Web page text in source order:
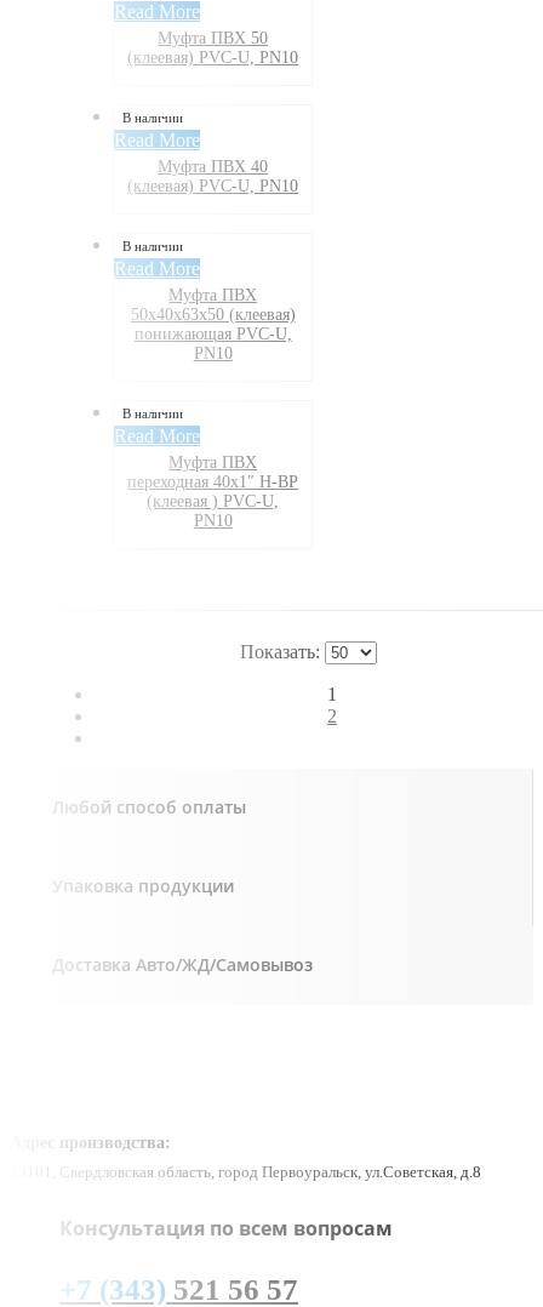
Read More
Муфта ПВХ 50
(клеевая) PVC-U, PN10
В наличии
Read More
Муфта ПВХ 40
(клеевая) PVC-U, PN10
В наличии
Read More
Муфта ПВХ
50х40х63х50 (клеевая)
понижающая PVC-U,
PN10
В наличии
Read More
Муфта ПВХ
переходная 40х1″ Н-ВР
(клеевая ) PVC-U,
PN10
Показать:
1
2
Любой способ оплаты
Упаковка продукции
Доставка Авто/ЖД/Самовывоз
Адрес производства:
23101, Свердловская область, город Первоуральск, ул.Советская, д.8
Консультация по всем вопросам
+7 (343) 521 56 57